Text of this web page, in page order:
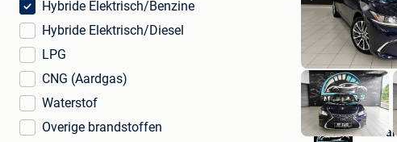
Hybride Elektrisch/Benzine
Hybride Elektrisch/Diesel
LPG
CNG (Aardgas)
Waterstof
Overige brandstoffen
MP Cars